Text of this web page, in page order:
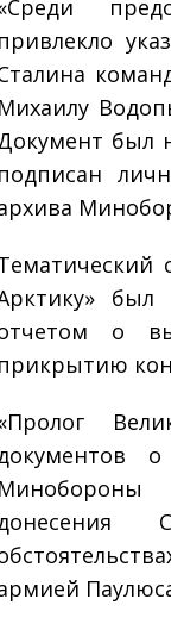
привлекло
Михаилу
был
подписан
был
о
прикрытию
Минобороны